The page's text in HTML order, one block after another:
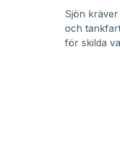
Sjön
och
för skilda